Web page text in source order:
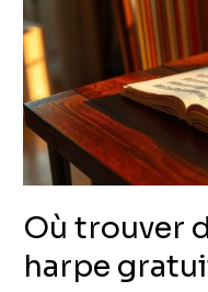
Où trouver
harpe
partitions
de
harpe
gratuites
?